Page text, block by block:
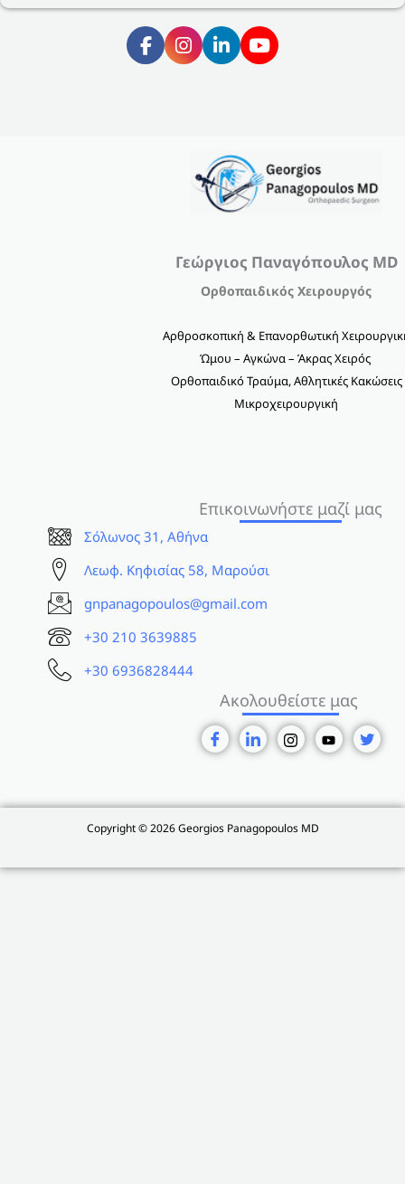
Γεώργιος Παναγόπουλος MD
Ορθοπαιδικός Χειρουργός
Αρθροσκοπική & Επανορθωτική
Ώμου – Αγκώνα – Άκρας Χειρός
Ορθοπαιδικό Τραύμα, Αθλητικές Κακώσεις
Μικροχειρουργική
Επικοινωνήστε μαζί μας
Σόλωνος 31, Αθήνα
Λεωφ. Κηφισίας 58, Μαρούσι
gnpanagopoulos@gmail.com
+30 210 3639885
+30 6936828444
Ακολουθείστε μας
Copyright © 2026 Georgios Panagopoulos MD